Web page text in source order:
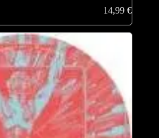
14,99€